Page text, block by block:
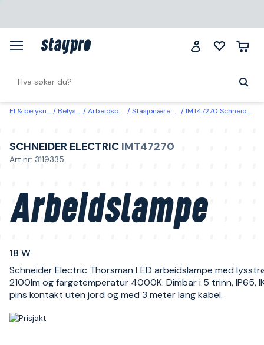
El & belysning Belysning Arbeidsbelysning Stasjonære arbeidslamper IMT47270 Schneider Electric Arbeidslampe 18 W
SCHNEIDER ELECTRIC IMT47270
Art.nr: 3119335
Arbeidslampe
18 W
Schneider Electric Thorsman LED arbeidslampe med
2100lm og fargetemperatur 4000K. Dimbar i 5 trinn, IP65,
pins kontakt uten jord og med 3 meter lang kabel.